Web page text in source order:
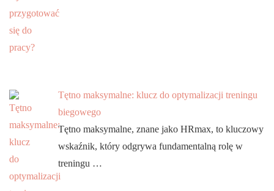
Tętno maksymalne: klucz do optymalizacji treningu
biegowego
Tętno maksymalne, znane jako HRmax, to kluczowy
wskaźnik, który odgrywa fundamentalną rolę w
treningu …